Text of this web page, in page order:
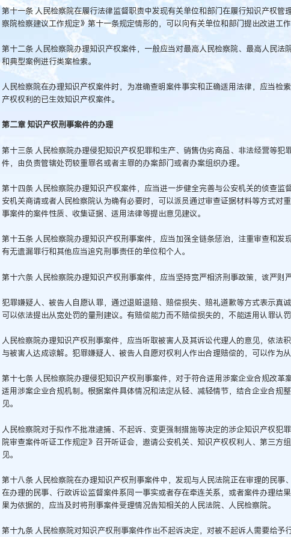
第十一条 人民检察院在履行法律监督职责中发现有关单位和部门在履行知识产权管
察院检察建议工作规定》第十一条规定情形的，可以向有关单位和部门提出改进工作
第十二条 人民检察院办理知识产权案件，一般应当对最高人民检察院、最高人民法
和典型案例进行类案检索。
人民检察院在办理知识产权案件时，为准确查明案件事实和正确适用法律，应当检
产权权利的已生效知识产权案件。
第二章 知识产权刑事案件的办理
第十三条 人民检察院办理侵犯知识产权犯罪和生产、销售伪劣商品、非法经营等犯
件，由负责管辖处罚较重罪名或者主罪的办案部门或者办案组织办理。
第十四条 人民检察院办理知识产权案件，应当进一步健全完善与公安机关的侦查监
安机关商请或者人民检察院认为确有必要时，可以派员通过审查证据材料等方式对
事案件的案件性质、收集证据、适用法律等提出意见建议。
第十五条 人民检察院办理知识产权刑事案件，应当加强全链条惩治，注重审查和发
有无遗漏罪行和其他应当追究刑事责任的单位和个人。
第十六条 人民检察院办理知识产权刑事案件，应当坚持宽严相济刑事政策，该严则
犯罪嫌疑人、被告人自愿认罪，通过退赃退赔、赔偿损失、赔礼道歉等方式表示真诚
可以依法提出从宽处罚的量刑建议。有赔偿能力而不赔偿损失的，不能适用认罪认罚
人民检察院办理知识产权刑事案件，应当听取被害人及其诉讼代理人的意见，依法
与被害人达成谅解。犯罪嫌疑人、被告人自愿对权利人作出合理赔偿的，可以作为从
第十七条 人民检察院办理侵犯知识产权刑事案件，对于符合适用涉案企业合规改革
适用涉案企业合规机制。根据案件具体情况和法定从轻、减轻情节，结合企业合规
见。
人民检察院对于拟作不批准逮捕、不起诉、变更强制措施等决定的涉企知识产权犯
院审查案件听证工作规定》召开听证会，邀请公安机关、知识产权权利人、第三方
见。
第十八条 人民检察院在办理知识产权刑事案件中，发现与人民法院正在审理的民事
在办理的民事、行政诉讼监督案件系同一事实或者存在牵连关系，或者案件办理结
果为依据的，应当及时将刑事案件受理情况告知相关的人民法院、人民检察院。
第十九条 人民检察院对知识产权刑事案件作出不起诉决定，对被不起诉人需要给予